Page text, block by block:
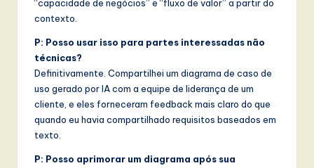
“capacidade de negócios” e “fluxo de valor” a partir do
contexto.
P: Posso usar isso para partes interessadas não
técnicas?
Definitivamente. Compartilhei um diagrama de caso de
uso gerado por IA com a equipe de liderança de um
cliente, e eles forneceram feedback mais claro do que
quando eu havia compartilhado requisitos baseados em
texto.
P: Posso aprimorar um diagrama após sua